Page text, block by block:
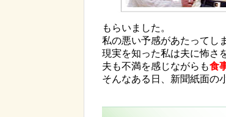
もらいました。
私の悪い予感があたってし
現実を知った私は夫に怖さ
夫も不満を感じながらも食
そんなある日、新聞紙面の